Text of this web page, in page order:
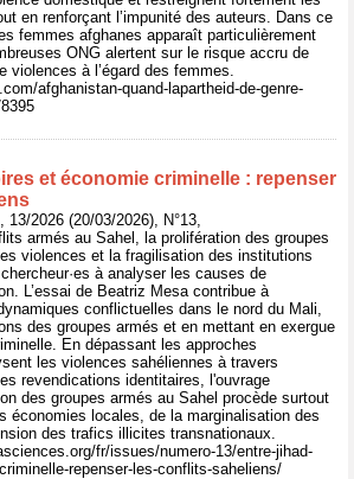
en renforçant l’impunité des auteurs. Dans ce
femmes afghanes apparaît particulièrement
ONG alertent sur le risque accru de
violences à l’égard des femmes.
afghanistan-quand-lapartheid-de-genre-
et économie criminelle : repenser
2026 (20/03/2026), N°13,
armés au Sahel, la prolifération des groupes
violences et la fragilisation des institutions
à analyser les causes de
L’essai de Beatriz Mesa contribue à
conflictuelles dans le nord du Mali,
des groupes armés et en mettant en exergue
En dépassant les approches
les violences sahéliennes à travers
revendications identitaires, l'ouvrage
des groupes armés au Sahel procède surtout
économies locales, de la marginalisation des
des trafics illicites transnationaux.
fr/issues/numero-13/entre-jihad-
repenser-les-conflits-saheliens/